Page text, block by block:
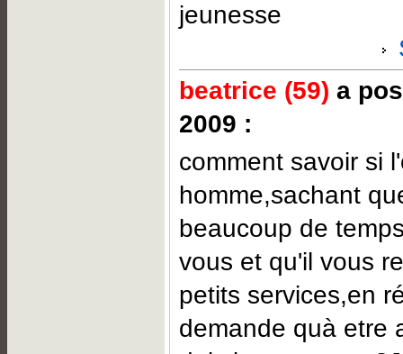
jeunesse
beatrice (59) a
2009 :
comment savoir si
homme,sachant
beaucoup de
vous et qu'il vous
petits services,en
demande quà etre